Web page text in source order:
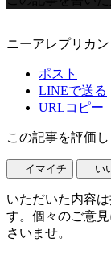
ニーアレプリカ
ポスト
LINEで送る
URLコピー
この記事を評価し
イマイチ い
いただいた内容
す。個々のご意
さいませ。